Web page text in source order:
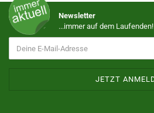
Newsletter
...immer auf dem Laufenden!